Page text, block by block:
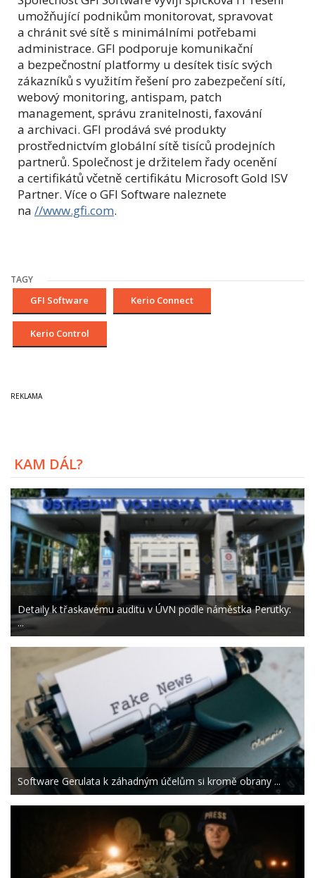
umožňující podnikům monitorovat, spravovat
a chránit své sítě s minimálními potřebami
administrace. GFI podporuje komunikační
a bezpečnostní platformy u desítek tisíc svých
zákazníků s využitím řešení pro zabezpečení sítí,
webový monitoring, antispam, patch
management, správu zranitelnosti, faxování
a archivaci. GFI prodává své produkty
prostřednictvím globální sítě tisíců prodejních
partnerů. Společnost je držitelem řady ocenění
a certifikátů včetně certifikátu Microsoft Gold ISV
Partner. Více o GFI Software naleznete
na //www.gfi.com.
TAGY
GFI Software Kerio Connect
Kerio Control
KAM DÁL?
Detaily k třaskavému auditu v ÚVN podle náměstka Perutky:
...
Software Gerulata k záhadným účelům si kromě obrany ...